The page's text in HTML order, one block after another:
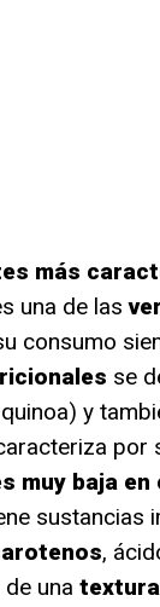
más
una de las
consumo
se
y
por
muy baja
sustancias
,
una